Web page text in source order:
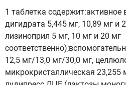
1 таблетка содержит:активное
дигидрата 5,445 мг, 10,89 мг и
лизиноприл 5 мг, 10 мг и 20 мг
12,5 мг/13,0 мг/30,0 мг,
микрокристаллическая 23,255